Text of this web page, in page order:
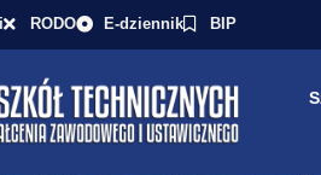
RODO E-dziennik BIP